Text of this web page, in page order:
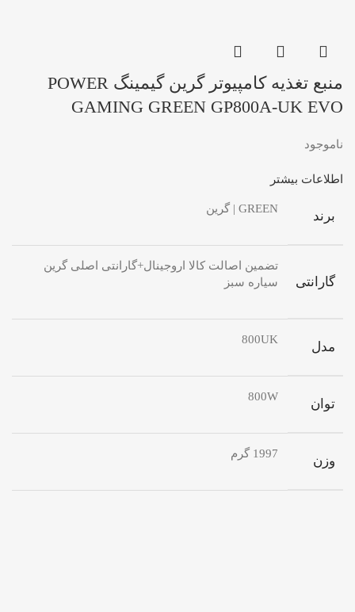
منبع تغذیه کامپیوتر گرین گیمینگ POWER
GAMING GREEN GP800A-UK EVO
ناموجود
اطلاعات بیشتر
برند GREEN | گرین
گارانتی
تضمین اصالت کالا اروجینال+گارانتی اصلی گرین
سیاره سبز
مدل 800UK
توان 800W
وزن 1997 گرم